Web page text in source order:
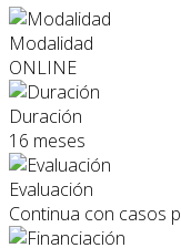
Modalidad
ONLINE
Duración
16 meses
Evaluación
Continua con casos